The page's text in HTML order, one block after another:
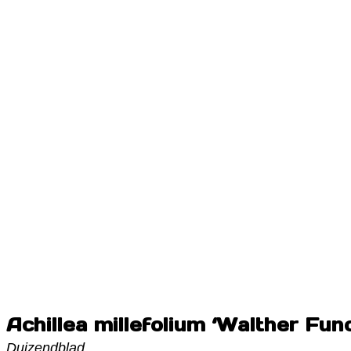
Achillea millefolium ‘Walther
Duizendblad